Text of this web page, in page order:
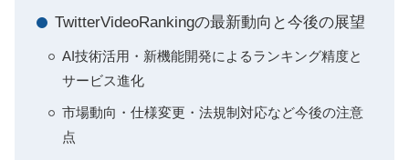
TwitterVideoRankingの最新動向と今後の展望
AI技術活用・新機能開発によるランキング精度と
サービス進化
市場動向・仕様変更・法規制対応など今後の注意
点